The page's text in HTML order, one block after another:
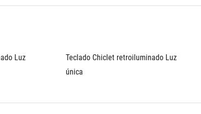
Luz
Teclado Chiclet retroiluminado Luz
única